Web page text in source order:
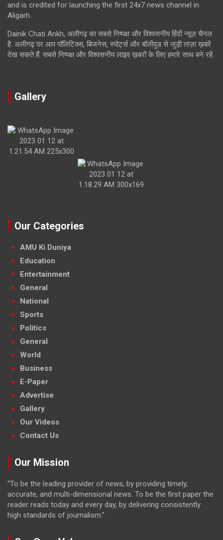
and is credited for launching the first 24x7 news channel in
Aligarh.
Dainik Chati Ankh, अलीगढ़ का सबसे निष्पक्ष और विश्वसनीय हिंदी न्यूज़ चैनल
है. अलीगढ़ पर आप पॉलिटिक्स, बिजनेस, स्पोर्ट्स और बॉलीवुड से जुड़ी ताज़ा ख़बरें
देख सकते हैं. सबसे निष्पक्ष और विश्वसनीय लाइव ख़बरों के लिए हमारे साथ बने रहें.
Gallery
Our Categories
AMU Ki Duniya
Education
Entertainment
General
National
Sports
Politics
General
World
Business
E-Paper
Advertise
Gallery
Our Videos
Contact Us
Our Mission
“To be the leading provider of news, by providing timely,
accurate, and multi-dimensional news. To be the first paper the
reader reads today and every day, by delivering consistently
high standards of journalism.”